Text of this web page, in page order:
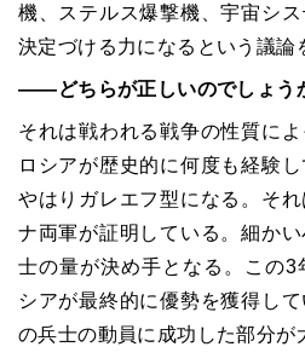
機、ステルス爆撃機、宇宙シ
決定づける力になるという議論
――どちらが正しいのでしょう
それは戦われる戦争の性質によ
ロシアが歴史的に何度も経験
やはりガレエフ型になる。そ
ナ両軍が証明している。細か
士の量が決め手となる。この3
シアが最終的に優勢を獲得し
の兵士の動員に成功した部分が